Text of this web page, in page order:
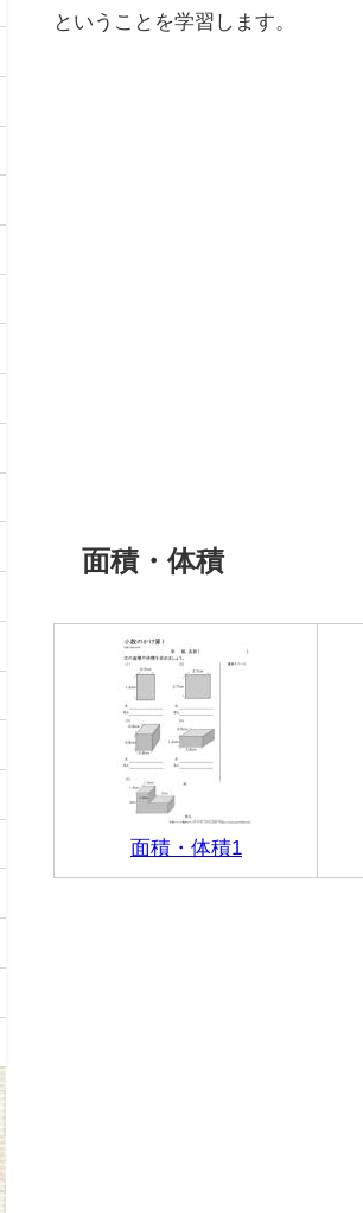
ということを学習します。
面積・体積
面積・体積1